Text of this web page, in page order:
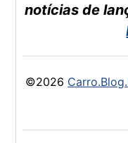
notícias de
©2026